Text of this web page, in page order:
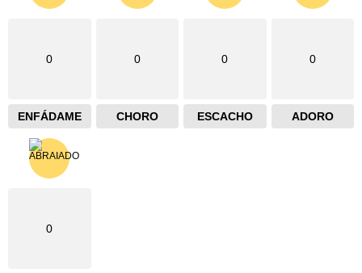
0
ENFÁDAME
0
CHORO
0
ESCACHO
0
ADORO
0